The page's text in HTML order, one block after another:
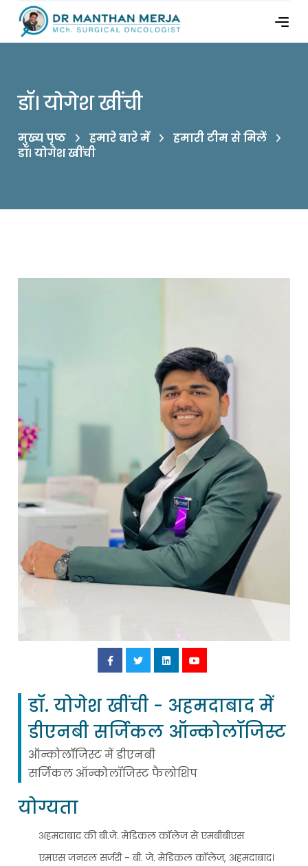
डॉ। योगेश खींची
मुख्य पृष्ठ हमारे बारे में
हमारी टीम से मिलें
डॉ। योगेश खींची
डॉ. योगेश खींची - अहमदाबाद में
डीएनबी सर्जिकल ऑन्कोलॉजिस्ट
ऑन्कोलॉजिस्ट में डीएनबी
सर्जिकल ऑन्कोलॉजिस्ट फैलोशिप
योग्यता
अहमदाबाद की बी.जे. मेडिकल कॉलेज से एमबीबीएस
एमएस जनरल सर्जरी - बी. जे. मेडिकल कॉलेज, अहमदाबाद।